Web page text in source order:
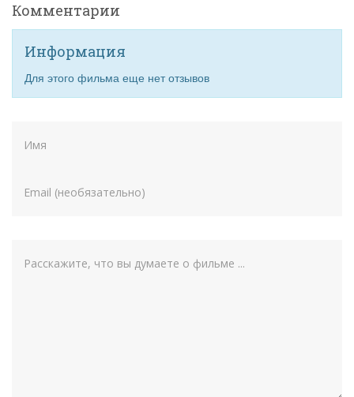
Комментарии
Информация
Для этого фильма еще нет отзывов